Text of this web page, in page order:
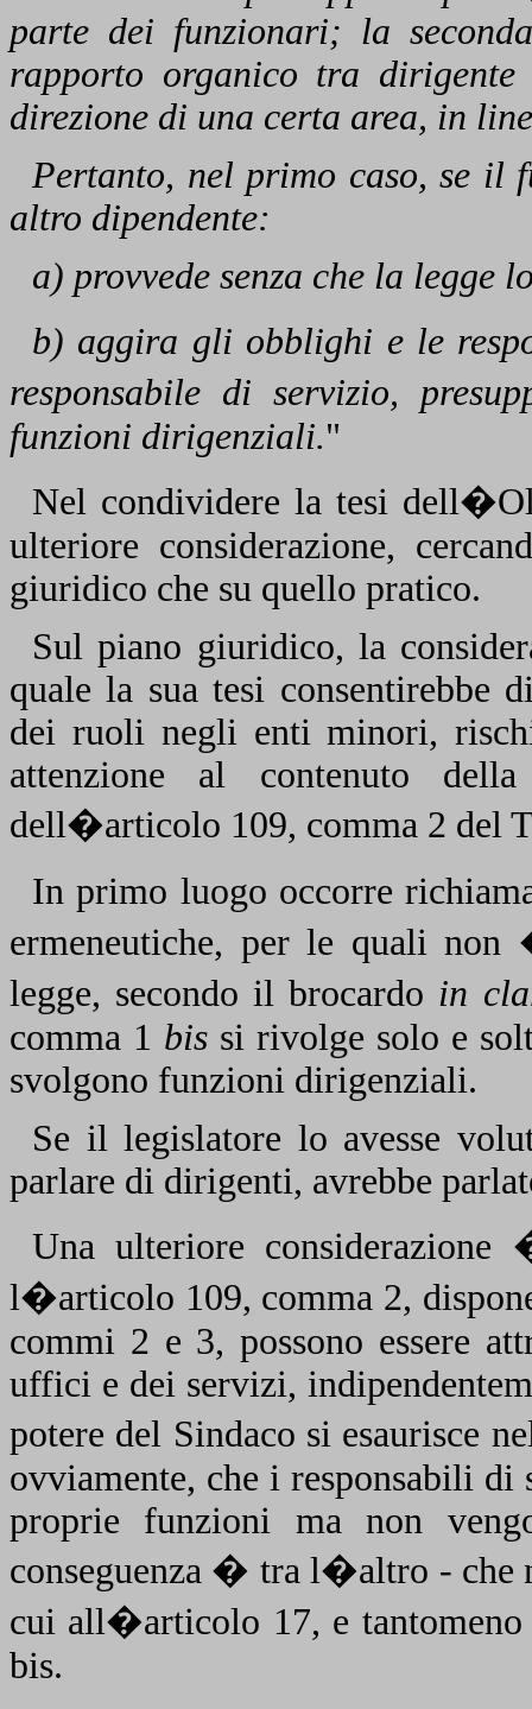
parte dei funzionari; la
rapporto organico tra
direzione di una certa area, in
Pertanto, nel primo caso, se il
altro dipendente:
a) provvede senza che la legge
b) aggira gli obblighi e le
responsabile di servizio,
funzioni dirigenziali."
Nel condividere la tesi
ulteriore considerazione,
giuridico che su quello pratico.
Sul piano giuridico, la
quale la sua tesi consentirebbe
dei ruoli negli enti minori,
attenzione al contenuto
dell�articolo 109, comma 2 del
In primo luogo occorre
ermeneutiche, per le quali non
legge, secondo il brocardo in
comma 1 bis si rivolge solo e
svolgono funzioni dirigenziali.
Se il legislatore lo avesse
parlare di dirigenti, avrebbe
Una ulteriore
l�articolo 109, comma 2,
commi 2 e 3, possono essere
uffici e dei servizi,
potere del Sindaco si esaurisce
ovviamente, che i responsabili
proprie funzioni ma non
conseguenza � tra l�altro - che
cui all�articolo 17, e
bis.